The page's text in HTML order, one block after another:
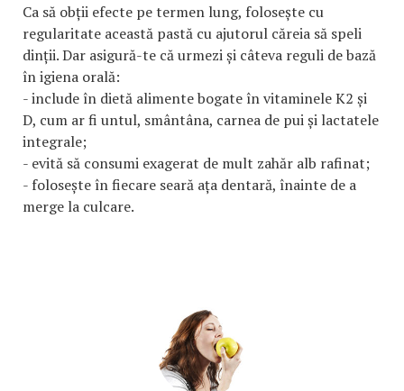
Ca să obții efecte pe termen lung, folosește cu
regularitate această pastă cu ajutorul căreia să speli
dinții. Dar asigură-te că urmezi și câteva reguli de bază
în igiena orală:
- include în dietă alimente bogate în vitaminele K2 și
D, cum ar fi untul, smântâna, carnea de pui și lactatele
integrale;
- evită să consumi exagerat de mult zahăr alb rafinat;
- folosește în fiecare seară ața dentară, înainte de a
merge la culcare.